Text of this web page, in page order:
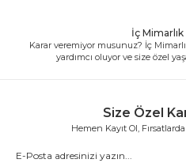
İç
Karar veremiyor musunuz? İç
yardımcı oluyor ve size özel
Size Özel
Hemen Kayıt Ol,